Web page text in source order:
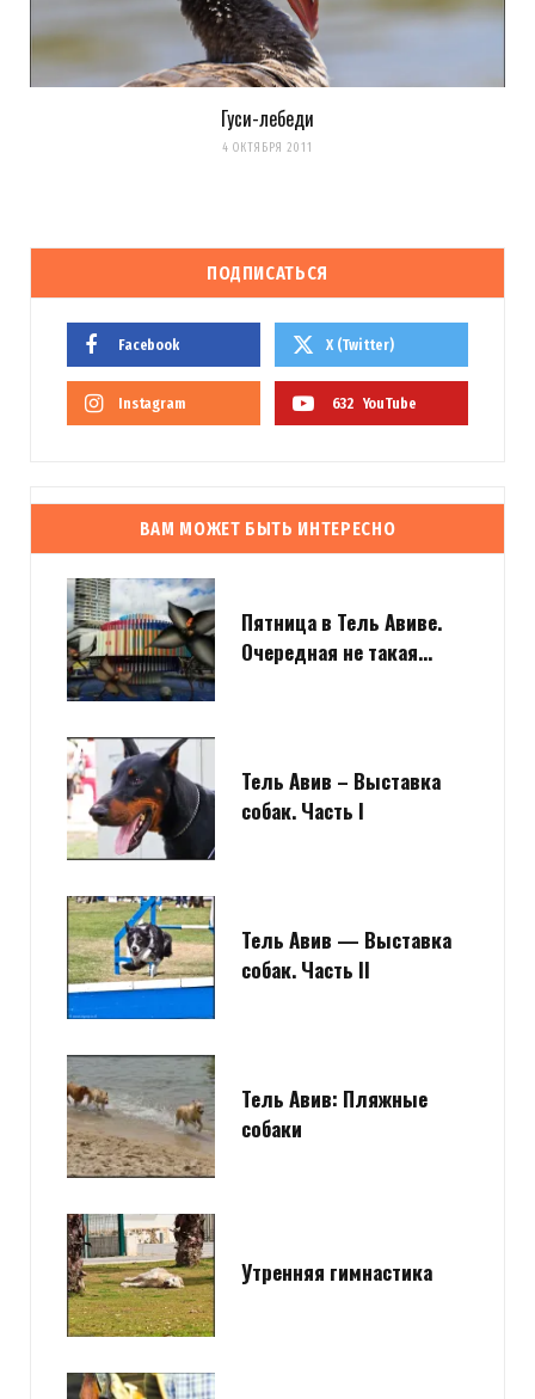
Гуси-лебеди
4 ОКТЯБРЯ 2011
ПОДПИСАТЬСЯ
Facebook X (Twitter)
Instagram 632 YouTube
ВАМ МОЖЕТ БЫТЬ ИНТЕРЕСНО
Пятница в Тель Авиве.
Очередная не такая…
Тель Авив – Выставка
собак. Часть I
Тель Авив — Выставка
собак. Часть II
Тель Авив: Пляжные
собаки
Утренняя гимнастика